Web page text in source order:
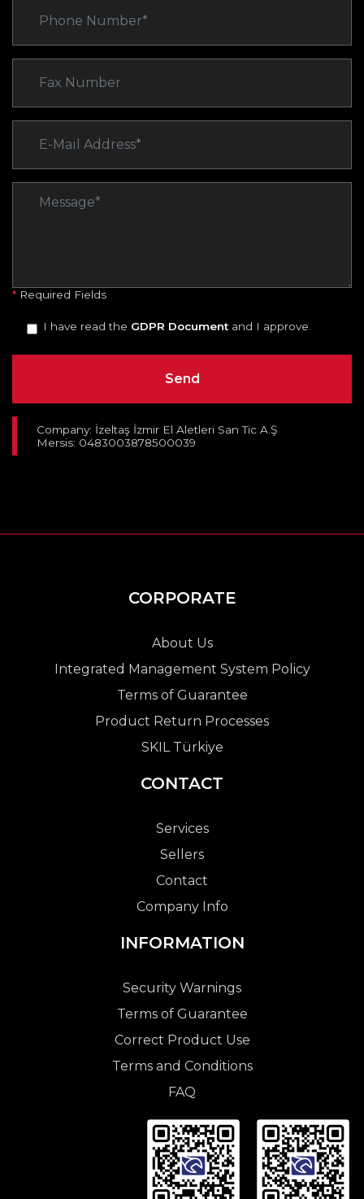
* Required Fields
I have read the GDPR Document and I approve.
Company: İzeltaş İzmir El Aletleri San Tic A.Ş
Mersis: 0483003878500039
CORPORATE
About Us
Integrated Management System Policy
Terms of Guarantee
Product Return Processes
SKIL Türkiye
CONTACT
Services
Sellers
Contact
Company Info
INFORMATION
Security Warnings
Terms of Guarantee
Correct Product Use
Terms and Conditions
FAQ